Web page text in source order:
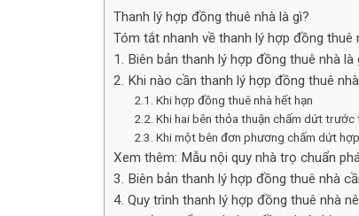
Thanh lý hợp đồng thuê nhà là gì?
Tóm tắt nhanh về thanh lý hợp đồng thuê
1. Biên bản thanh lý hợp đồng thuê nhà là
2. Khi nào cần thanh lý hợp đồng thuê
2.1. Khi hợp đồng thuê nhà hết hạn
2.2. Khi hai bên thỏa thuận chấm dứt trước
2.3. Khi một bên đơn phương chấm dứt
Xem thêm: Mẫu nội quy nhà trọ chuẩn
3. Biên bản thanh lý hợp đồng thuê nhà
4. Quy trình thanh lý hợp đồng thuê nhà